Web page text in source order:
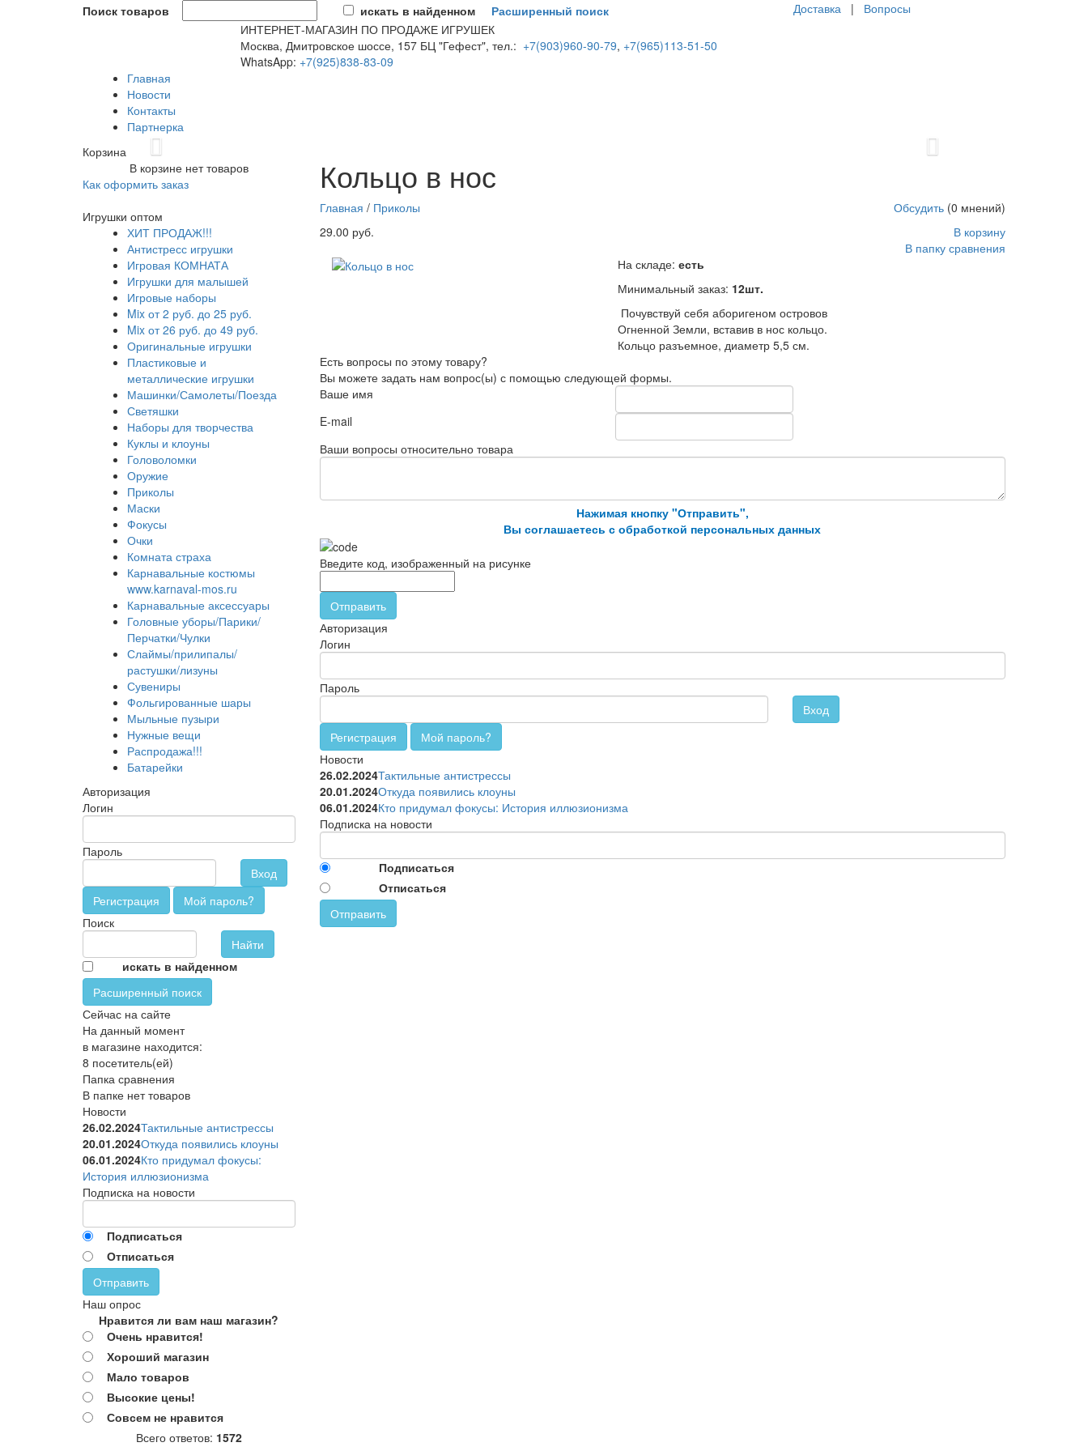
Поиск товаров искать в найденном Расширенный поиск Доставка| Вопросы
ИНТЕРНЕТ-МАГАЗИН ПО ПРОДАЖЕ ИГРУШЕК
Москва, Дмитровское шоссе, 157 БЦ "Гефест", тел.: +7(903)960-90-79, +7(965)113-51-50
WhatsApp: +7(925)838-83-09
Главная
Новости
Контакты
Партнерка
Previous Next
Корзина
В корзине нет товаров
Как оформить заказ
Игрушки оптом
ХИТ ПРОДАЖ!!!
Антистресс игрушки
Игровая КОМНАТА
Игрушки для малышей
Игровые наборы
Mix от 2 руб. до 25 руб.
Mix от 26 руб. до 49 руб.
Оригинальные игрушки
Пластиковые и
металлические игрушки
Машинки/Самолеты/Поезда
Светяшки
Наборы для творчества
Куклы и клоуны
Головоломки
Оружие
Приколы
Маски
Фокусы
Очки
Комната страха
Карнавальные костюмы
www.karnaval-mos.ru
Карнавальные аксессуары
Головные уборы/Парики/
Перчатки/Чулки
Слаймы/прилипалы/
растушки/лизуны
Сувениры
Фольгированные шары
Мыльные пузыри
Нужные вещи
Распродажа!!!
Батарейки
Авторизация
Логин
Пароль
Вход
Регистрация
Мой пароль?
Поиск
искать в найденном
Расширенный поиск
Сейчас на сайте
На данный момент
в магазине находится:
8 посетитель(ей)
Папка сравнения
В папке нет товаров
Новости
26.02.2024Тактильные антистрессы
20.01.2024Откуда появились клоуны
06.01.2024Кто придумал фокусы:
История иллюзионизма
Подписка на новости
Подписаться
Отписаться
Отправить
Наш опрос
Нравится ли вам наш магазин?
Очень нравится!
Хороший магазин
Мало товаров
Высокие цены!
Совсем не нравится
Всего ответов: 1572
Почувствуй себя аборигеном островов Огненной Земли, вставив в нос кольцо. Кольцо разъемное, диаметр 5,5
см.
Кольцо в нос
Обсудить (0 мнений)
Главная / Приколы
29.00 руб.
В корзину
В папку сравнения
На складе: есть
Минимальный заказ: 12шт.
Почувствуй себя аборигеном островов
Огненной Земли, вставив в нос кольцо.
Кольцо разъемное, диаметр 5,5 см.
Есть вопросы по этому товару?
Вы можете задать нам вопрос(ы) с помощью следующей формы.
Ваше имя
E-mail
Ваши вопросы относительно товара
Нажимая кнопку "Отправить",
Вы соглашаетесь с обработкой персональных данных
Введите код, изображенный на рисунке
Отправить
Авторизация
Логин
Пароль
Вход
Регистрация
Мой пароль?
Новости
26.02.2024Тактильные антистрессы
20.01.2024Откуда появились клоуны
06.01.2024Кто придумал фокусы: История иллюзионизма
Подписка на новости
Подписаться
Отписаться
Отправить